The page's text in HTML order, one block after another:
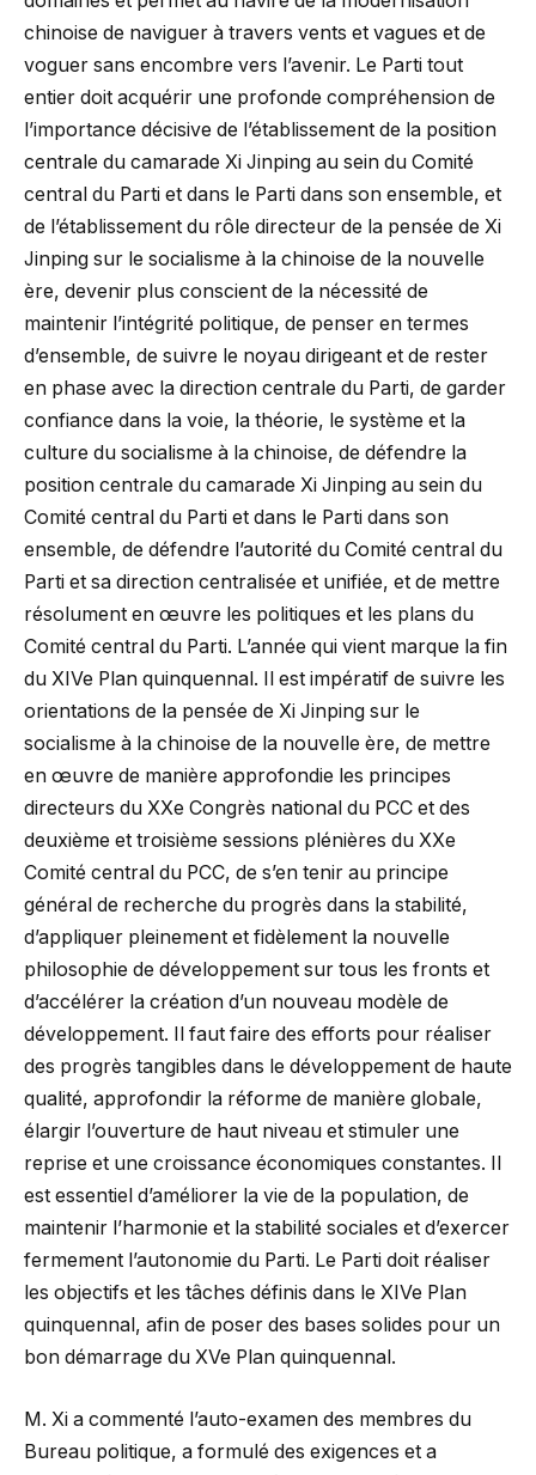
chinoise de naviguer à travers vents et vagues et de
voguer sans encombre vers l’avenir. Le Parti tout
entier doit acquérir une profonde compréhension de
l’importance décisive de l’établissement de la position
centrale du camarade Xi Jinping au sein du Comité
central du Parti et dans le Parti dans son ensemble, et
de l’établissement du rôle directeur de la pensée de Xi
Jinping sur le socialisme à la chinoise de la nouvelle
ère, devenir plus conscient de la nécessité de
maintenir l’intégrité politique, de penser en termes
d’ensemble, de suivre le noyau dirigeant et de rester
en phase avec la direction centrale du Parti, de garder
confiance dans la voie, la théorie, le système et la
culture du socialisme à la chinoise, de défendre la
position centrale du camarade Xi Jinping au sein du
Comité central du Parti et dans le Parti dans son
ensemble, de défendre l’autorité du Comité central du
Parti et sa direction centralisée et unifiée, et de mettre
résolument en œuvre les politiques et les plans du
Comité central du Parti. L’année qui vient marque la fin
du XIVe Plan quinquennal. Il est impératif de suivre les
orientations de la pensée de Xi Jinping sur le
socialisme à la chinoise de la nouvelle ère, de mettre
en œuvre de manière approfondie les principes
directeurs du XXe Congrès national du PCC et des
deuxième et troisième sessions plénières du XXe
Comité central du PCC, de s’en tenir au principe
général de recherche du progrès dans la stabilité,
d’appliquer pleinement et fidèlement la nouvelle
philosophie de développement sur tous les fronts et
d’accélérer la création d’un nouveau modèle de
développement. Il faut faire des efforts pour réaliser
des progrès tangibles dans le développement de haute
qualité, approfondir la réforme de manière globale,
élargir l’ouverture de haut niveau et stimuler une
reprise et une croissance économiques constantes. Il
est essentiel d’améliorer la vie de la population, de
maintenir l’harmonie et la stabilité sociales et d’exercer
fermement l’autonomie du Parti. Le Parti doit réaliser
les objectifs et les tâches définis dans le XIVe Plan
quinquennal, afin de poser des bases solides pour un
bon démarrage du XVe Plan quinquennal.
M. Xi a commenté l’auto-examen des membres du
Bureau politique, a formulé des exigences et a